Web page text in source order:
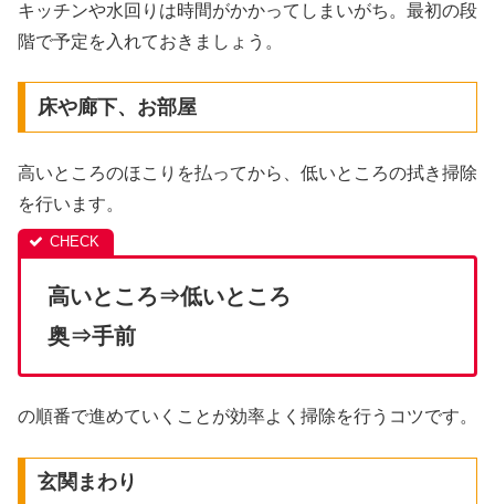
キッチンや水回りは時間がかかってしまいがち。最初の段
階で予定を入れておきましょう。
床や廊下、お部屋
高いところのほこりを払ってから、低いところの拭き掃除
を行います。
高いところ⇒低いところ
奥⇒手前
の順番で進めていくことが効率よく掃除を行うコツです。
玄関まわり